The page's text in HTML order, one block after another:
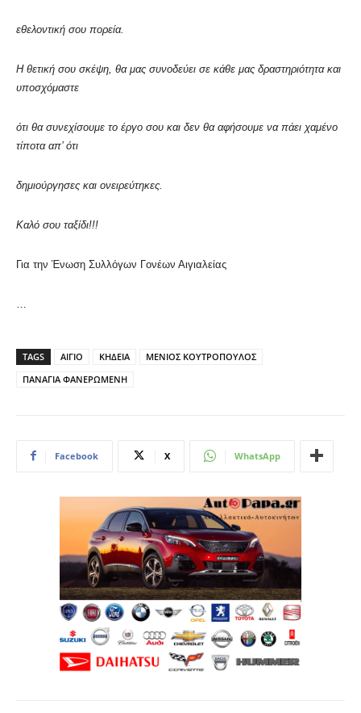
εθελοντική σου πορεία.
Η θετική σου σκέψη, θα μας συνοδεύει σε κάθε μας δραστηριότητα και
υποσχόμαστε
ότι θα συνεχίσουμε το έργο σου και δεν θα αφήσουμε να πάει χαμένο
τίποτα απ’ ότι
δημιούργησες και ονειρεύτηκες.
Καλό σου ταξίδι!!!
Για την Ένωση Συλλόγων Γονέων Αιγιαλείας
TAGS ΑΙΓΙΟ ΚΗΔΕΙΑ
ΜΕΝΙΟΣ ΚΟΥΤΡΟΠΟΥΛΟΣ
ΠΑΝΑΓΙΑ ΦΑΝΕΡΩΜΕΝΗ
Facebook X WhatsApp